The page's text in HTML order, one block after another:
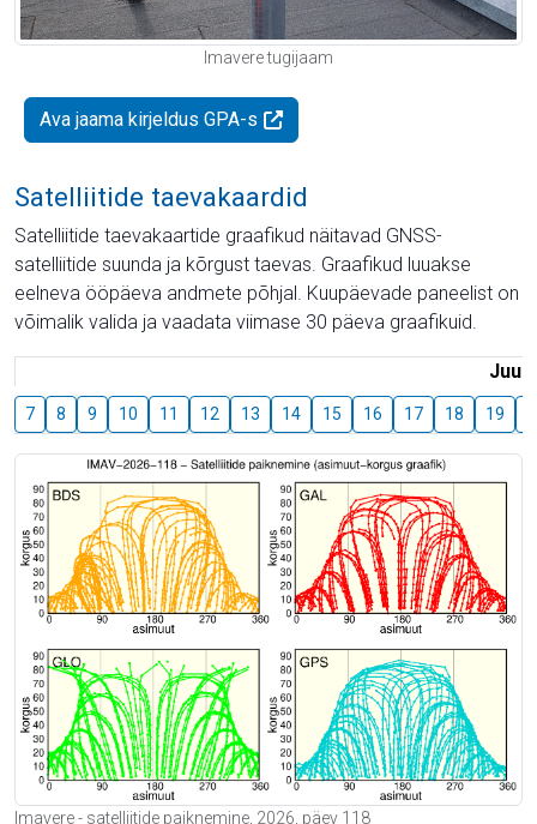
Imavere tugijaam
Ava jaama kirjeldus GPA-s
Satelliitide taevakaardid
Satelliitide taevakaartide graafikud näitavad GNSS-
satelliitide suunda ja kõrgust taevas. Graafikud luuakse
eelneva ööpäeva andmete põhjal. Kuupäevade paneelist on
võimalik valida ja vaadata viimase 30 päeva graafikuid.
Juuli
7 8 9 10 11 12 13 14 15 16 17 18 19
Imavere - satelliitide paiknemine, 2026, päev 118